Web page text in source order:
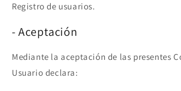
Registro de usuarios.
- Aceptación
Mediante la aceptación de las presentes
Usuario declara: